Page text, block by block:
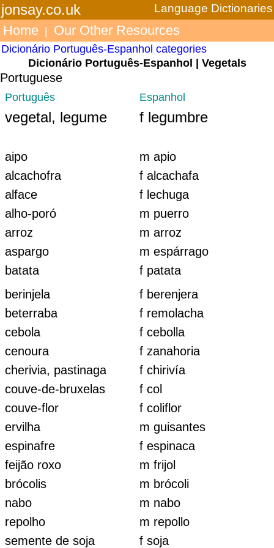
jonsay.co.uk Language Dictionaries
Home Our Other Resources
Dicionário Português-Espanhol categories
Dicionário Português-Espanhol | Vegetals
Portuguese
Português Espanhol
vegetal, legume f legumbre
aipo
m apio
alcachofra
f alcachafa
alface
f lechuga
alho-poró
m puerro
arroz
m arroz
aspargo
m espárrago
batata
f patata
berinjela
f berenjera
beterraba
f remolacha
cebola
f cebolla
cenoura
f zanahoria
cherivia, pastinaga
f chirivía
couve-de-bruxelas
f col
couve-flor
f coliflor
ervilha
m guisantes
espinafre
f espinaca
feijão roxo
m frijol
brócolis
m brócoli
nabo
m nabo
repolho
m repollo
semente de soja
f soja